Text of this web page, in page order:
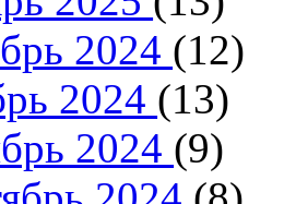
2024 (12)
2024 (13)
2024 (9)